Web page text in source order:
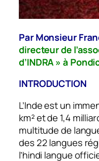
Par Monsieur
directeur de
d’INDRA » à
INTRODUCTION
L’Inde est un
km² et de 1,4
multitude de
des 22 langues
l’hindi langue